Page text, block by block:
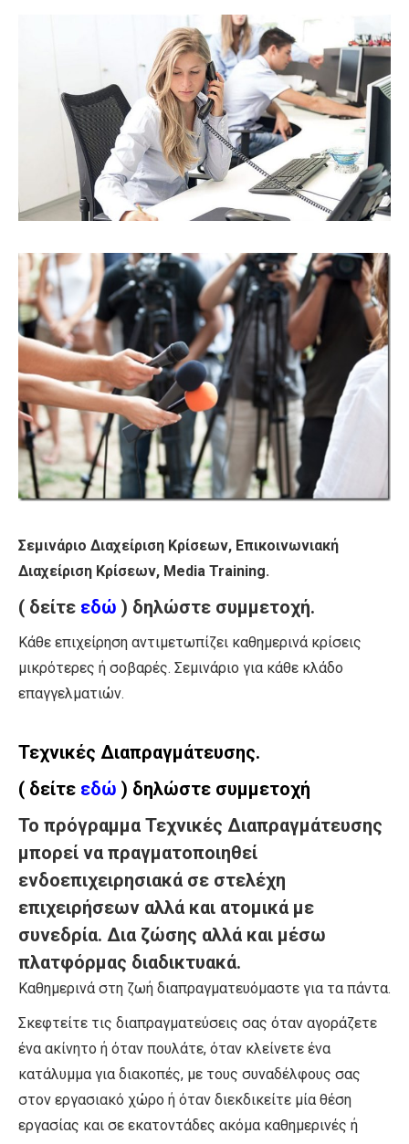
Σεμινάριο Διαχείριση Κρίσεων, Επικοινωνιακή
Διαχείριση Κρίσεων, Media Training.
( δείτε εδώ ) δηλώστε συμμετοχή.
Κάθε επιχείρηση αντιμετωπίζει καθημερινά κρίσεις
μικρότερες ή σοβαρές. Σεμινάριo για κάθε κλάδο
επαγγελματιών.
Τεχνικές Διαπραγμάτευσης.
( δείτε εδώ ) δηλώστε συμμετοχή
Το πρόγραμμα Τεχνικές Διαπραγμάτευσης
μπορεί να πραγματοποιηθεί
ενδοεπιχειρησιακά σε στελέχη
επιχειρήσεων αλλά και ατομικά με
συνεδρία. Δια ζώσης αλλά και μέσω
πλατφόρμας διαδικτυακά.
Καθημερινά στη ζωή διαπραγματευόμαστε για τα πάντα.
Σκεφτείτε τις διαπραγματεύσεις σας όταν αγοράζετε
ένα ακίνητο ή όταν πουλάτε, όταν κλείνετε ένα
κατάλυμμα για διακοπές, με τους συναδέλφους σας
στον εργασιακό χώρο ή όταν διεκδικείτε μία θέση
εργασίας και σε εκατοντάδες ακόμα καθημερινές ή